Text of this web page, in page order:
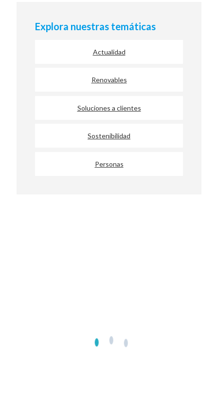
Explora nuestras temáticas
Actualidad
Renovables
Soluciones a clientes
Sostenibilidad
Personas